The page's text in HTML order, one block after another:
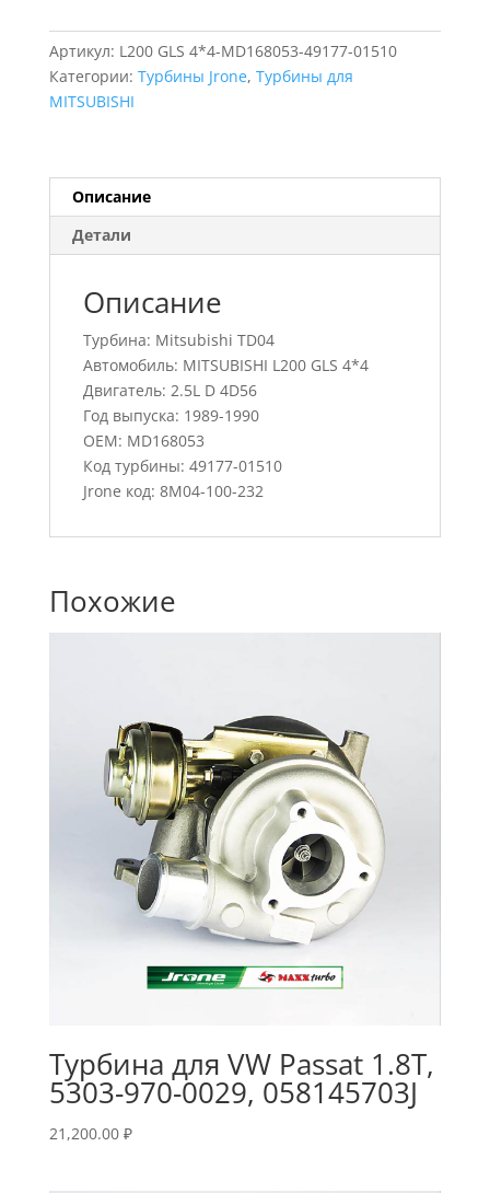
L200
MD168053
Артикул: L200 GLS 4*4-MD168053-49177-01510
Категории: Турбины Jrone, Турбины для
MITSUBISHI
Описание
Детали
Описание
Турбина: Mitsubishi TD04
Автомобиль: MITSUBISHI L200 GLS 4*4
Двигатель: 2.5L D 4D56
Год выпуска: 1989-1990
OEM: MD168053
Код турбины: 49177-01510
Jrone код: 8M04-100-232
Похожие
Турбина для VW Passat 1.8T,
5303-970-0029, 058145703J
21,200.00 ₽